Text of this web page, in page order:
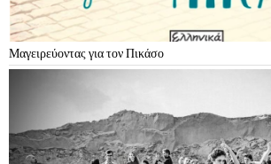
Μαγειρεύοντας για τον Πικάσο